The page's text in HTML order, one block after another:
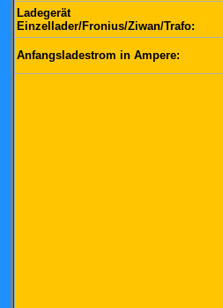
Ladegerät
Einzellader/Fronius/Ziwan/Trafo:
Anfangsladestrom in Ampere: